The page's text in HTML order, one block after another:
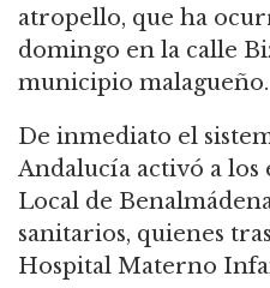
atropello, que ha
domingo en la calle
municipio malagueño.
De inmediato el
Andalucía activó a los
Local de
sanitarios, quienes
Hospital Materno